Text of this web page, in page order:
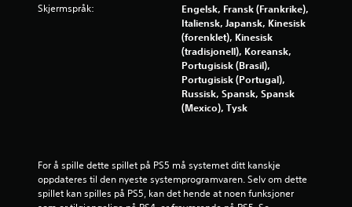
.
7
e
Skjermspråk:
Engelsk, Fransk (Frankrike),
Italiensk, Japansk, Kinesisk
(forenklet), Kinesisk
(tradisjonell), Koreansk,
Portugisisk (Brasil),
Portugisisk (Portugal),
Russisk, Spansk, Spansk
(Mexico), Tysk
For å spille dette spillet på PS5 må systemet ditt kanskje
oppdateres til den nyeste systemprogramvaren. Selv om dette
spillet kan spilles på PS5, kan det hende at noen funksjoner